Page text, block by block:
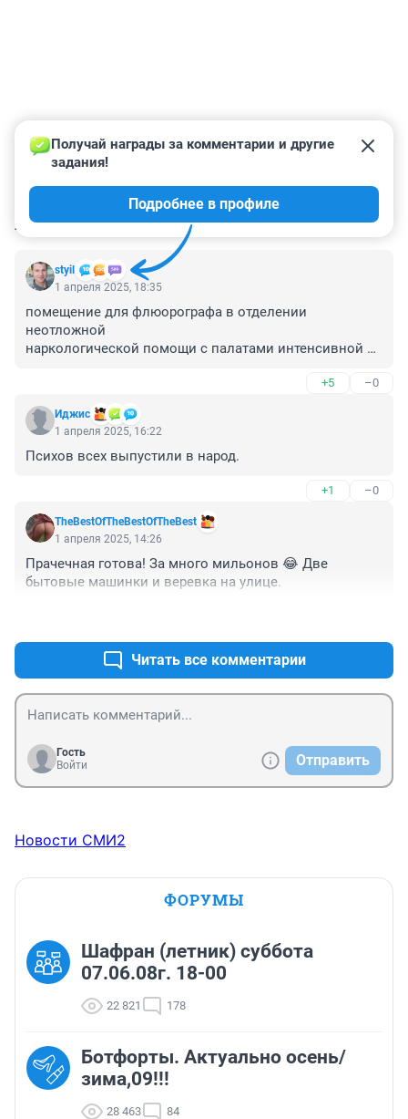
КОММЕНТАРИИ 46
styil
Получай награды за комментарии и другие
задания!
Подробнее в профиле
1 апреля 2025, 18:35
помещение для флюорографа в отделении
неотложной
наркологической помощи с палатами интенсивной
раньше к токсикологию привозили таких...
странно - зубы лечим/мрт делаем за деньги,
наркоманов - за налоги с нас....
так и должно быть?
+5 –0
Иджис
1 апреля 2025, 16:22
Психов всех выпустили в народ.
+1 –0
TheBestOfTheBestOfTheBest
1 апреля 2025, 14:26
Прачечная готова! За много мильонов 😂 Две
бытовые машинки и веревка на улице.
Читать все комментарии
Гость
Войти
Отправить
Новости СМИ2
ФОРУМЫ
Шафран (летник) суббота
07.06.08г. 18-00
22 821 178
Ботфорты. Актуально осень/
зима,09!!!
28 463 84